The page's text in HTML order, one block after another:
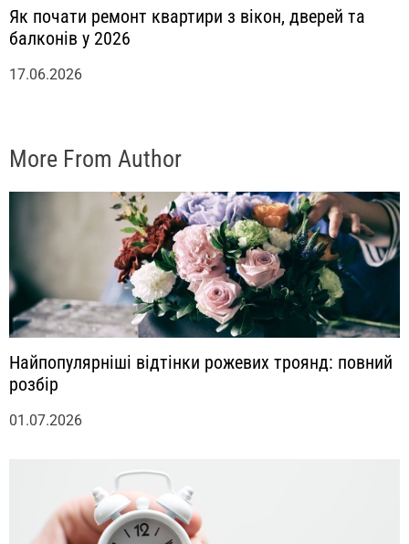
Як почати ремонт квартири з вікон, дверей та
балконів у 2026
17.06.2026
More From Author
Найпопулярніші відтінки рожевих троянд: повний
розбір
01.07.2026